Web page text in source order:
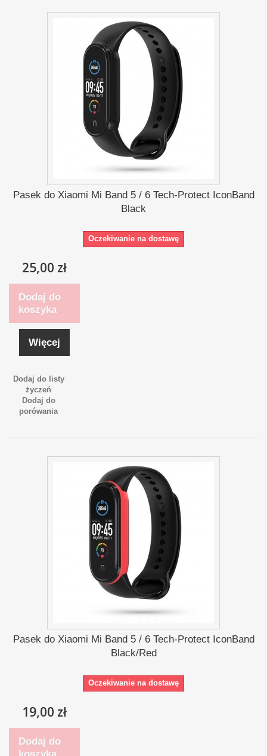
Pasek do Xiaomi Mi Band 5 / 6 Tech-Protect IconBand
Black
Oczekiwanie na dostawę
25,00 zł
Dodaj do
koszyka
Więcej
Dodaj do listy
życzeń
Dodaj do
porówania
Pasek do Xiaomi Mi Band 5 / 6 Tech-Protect IconBand
Black/Red
Oczekiwanie na dostawę
19,00 zł
Dodaj do